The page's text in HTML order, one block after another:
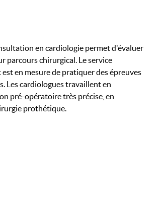
en cardiologie permet d'évaluer
parcours chirurgical. Le service
en mesure de pratiquer des épreuves
Les cardiologues travaillent en
pré-opératoire très précise, en
prothétique.